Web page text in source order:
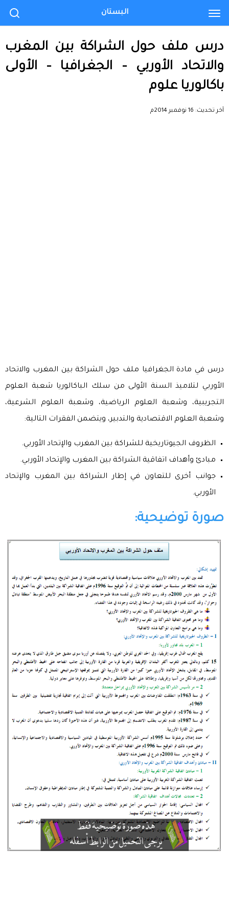
درس ملف حول الشراكة بين المغرب
والاتحاد الأوربي – الجغرافيا – الأولى
باكالوريا علوم
آخر تحديث: 16 نوفمبر 2014م
درس في مادة الجغرافيا ملف حول الشراكة بين المغرب والاتحاد
الأوربي لتلاميذ السنة الأولى من سلك الباكالوريا شعبة العلوم
التجريبية، وشعبة العلوم الرياضية، وشعبة العلوم الشرعية،
وشعبة العلوم الاقتصادية والتدبير، ويتضمن الفقرات التالية:
الظروف الجيوتاريخية للشراكة بين المغرب والإتحاد الأوربي.
مبادئ وأهداف اتفاقية الشراكة بين المغرب والإتحاد الأوربي.
جوانب أخرى للتعاون في إطار الشراكة بين المغرب والإتحاد
الأوربي.
صورة توضيحية:
البستان